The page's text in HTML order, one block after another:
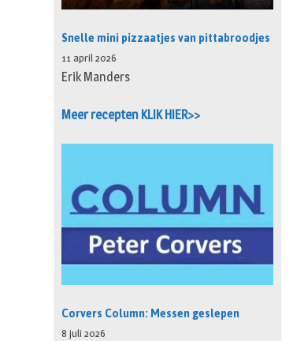
Snelle mini pizzaatjes van pittabroodjes
11 april 2026
Erik Manders
Meer recepten KLIK HIER>>
Corvers Column: Messen geslepen
8 juli 2026